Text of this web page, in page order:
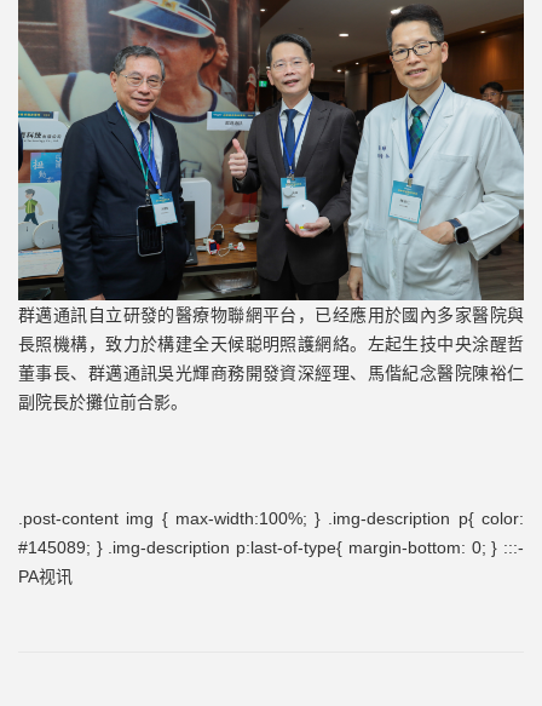
群邁通訊自立研發的醫療物聯網平台，已经應用於國內多家醫院與
長照機構，致力於構建全天候聪明照護網絡。左起生技中央涂醒哲
董事長、群邁通訊吳光輝商務開發資深經理、馬偕紀念醫院陳裕仁
副院長於攤位前合影。
.post-content img { max-width:100%; } .img-description p{ color:
#145089; } .img-description p:last-of-type{ margin-bottom: 0; } :::-
PA视讯